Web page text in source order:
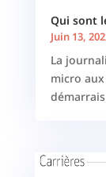
Qui sont
Juin 13,
La
micro